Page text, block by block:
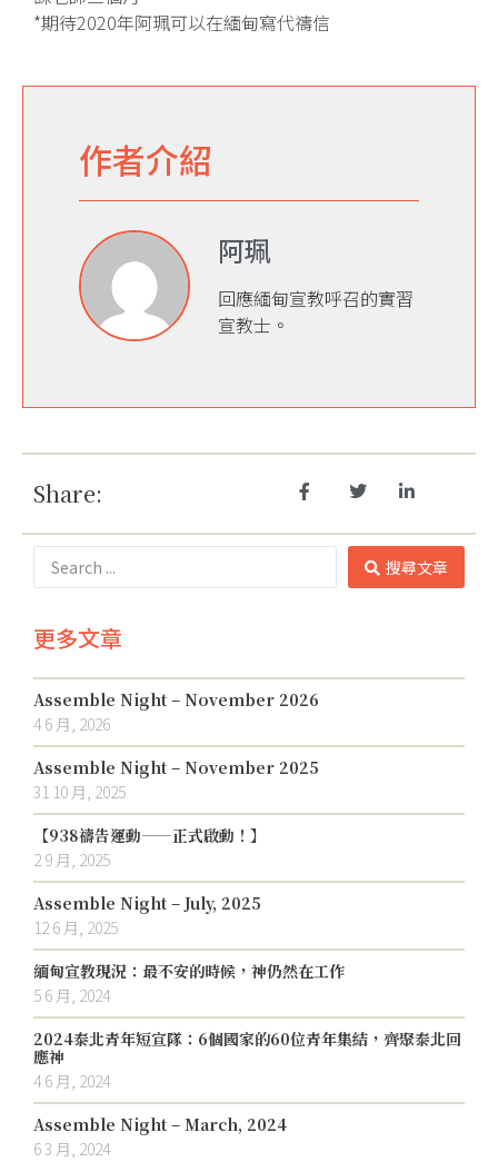
*期待2020年阿珮可以在緬甸寫代禱信
作者介紹
阿珮
回應緬甸宣教呼召的實習
宣教士。
Share:
搜尋文章
更多文章
Assemble Night – November 2026
4 6 月, 2026
Assemble Night – November 2025
31 10 月, 2025
【938禱告運動——正式啟動！】
2 9 月, 2025
Assemble Night – July, 2025
12 6 月, 2025
緬甸宣教現況：最不安的時候，神仍然在工作
5 6 月, 2024
2024泰北青年短宣隊：6個國家的60位青年集結，齊聚泰北回
應神
4 6 月, 2024
Assemble Night – March, 2024
6 3 月, 2024